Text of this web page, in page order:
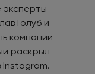
эксперты
Голуб и
компании
раскрыл
Instagram.